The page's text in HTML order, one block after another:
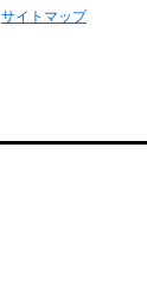
サイトマップ